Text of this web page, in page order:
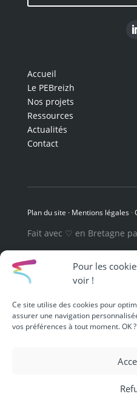
Pour les
voir !
Ce site utilise des cookies pour
assurer une navigation
vos préférences à tout moment. OK ?
Accueil
Le PEBreizh
Nos projets
Ressources
Actualités
Contact
Plan du site · Mentions légales ·
Fait avec ♡ en Bretagne